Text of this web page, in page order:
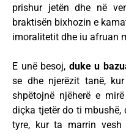
prishur jetën dhe në
braktisën bixhozin e
imoralitetit dhe iu afruan
E unë besoj, duke u
se dhe njerëzit tanë,
shpëtojnë njëherë e
diçka tjetër do ti mbushë,
tyre, kur ta marrin